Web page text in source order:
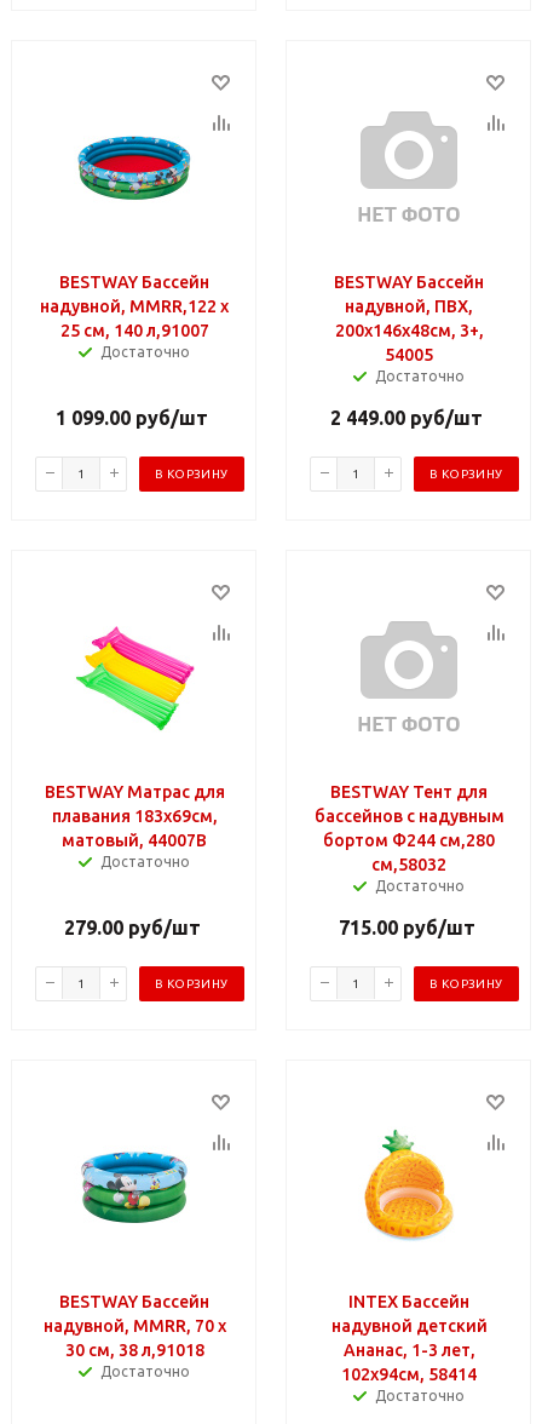
BESTWAY Бассейн
надувной, MMRR,122 х
25 см, 140 л,91007
Достаточно
1 099.00 руб/шт
В КОРЗИНУ
BESTWAY Бассейн
надувной, ПВХ,
200х146х48см, 3+,
54005
Достаточно
2 449.00 руб/шт
В КОРЗИНУ
BESTWAY Матрас для
плавания 183x69см,
матовый, 44007B
Достаточно
279.00руб/шт
В КОРЗИНУ
BESTWAY Тент для
бассейнов с надувным
бортом Ф244 см,280
см,58032
Достаточно
715.00руб/шт
В КОРЗИНУ
BESTWAY Бассейн
надувной, MMRR, 70 х
30 см, 38 л,91018
Достаточно
INTEX Бассейн
надувной детский
Ананас, 1-3 лет,
102х94см, 58414
Достаточно